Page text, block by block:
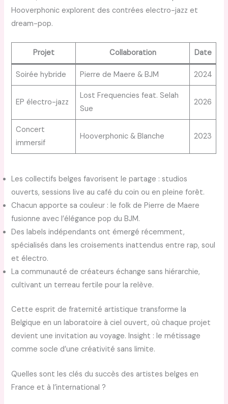
Hooverphonic explorent des contrées electro-jazz et
dream-pop.
Projet Collaboration Date
Soirée hybride Pierre de Maere & BJM 2024
EP électro-jazz
Lost Frequencies feat. Selah
Sue
2026
Concert
immersif
Hooverphonic & Blanche 2023
Les collectifs belges favorisent le partage : studios
ouverts, sessions live au café du coin ou en pleine forêt.
Chacun apporte sa couleur : le folk de Pierre de Maere
fusionne avec l’élégance pop du BJM.
Des labels indépendants ont émergé récemment,
spécialisés dans les croisements inattendus entre rap, soul
et électro.
La communauté de créateurs échange sans hiérarchie,
cultivant un terreau fertile pour la relève.
Cette esprit de fraternité artistique transforme la
Belgique en un laboratoire à ciel ouvert, où chaque projet
devient une invitation au voyage. Insight : le métissage
comme socle d’une créativité sans limite.
Quelles sont les clés du succès des artistes belges en
France et à l’international ?